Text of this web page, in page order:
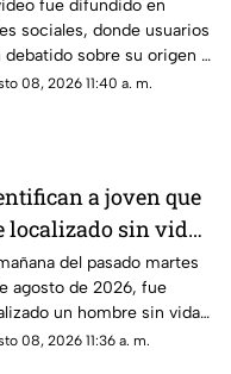
fantasmal
estacionamiento de
fue difundido en
sociales, donde usuarios
debatido sobre su origen y
08, 2026 11:40 a. m.
a joven que
localizado sin vida
su
y cuñado
los presuntos
del
del pasado martes
agosto de 2026, fue
un hombre sin vida
La víctima fue
08, 2026 11:36 a. m.